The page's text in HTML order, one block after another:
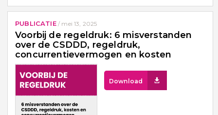
PUBLICATIE/ mei 13, 2025
Voorbij de regeldruk: 6 misverstanden
over de CSDDD, regeldruk,
concurrentievermogen en kosten
Download